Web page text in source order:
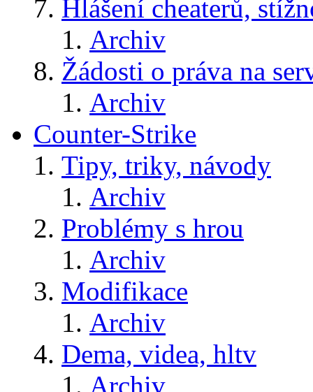
Hlášení cheaterů,
Archiv
Žádosti o práva na
Archiv
Counter-Strike
Tipy, triky, návody
Archiv
Problémy s hrou
Archiv
Modifikace
Archiv
Dema, videa, hltv
Archiv